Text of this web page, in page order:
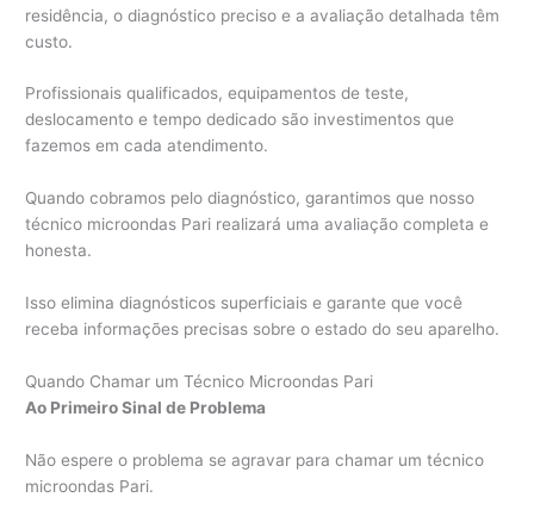
residência, o diagnóstico preciso e a avaliação detalhada têm
custo.
Profissionais qualificados, equipamentos de teste,
deslocamento e tempo dedicado são investimentos que
fazemos em cada atendimento.
Quando cobramos pelo diagnóstico, garantimos que nosso
técnico microondas Pari realizará uma avaliação completa e
honesta.
Isso elimina diagnósticos superficiais e garante que você
receba informações precisas sobre o estado do seu aparelho.
Quando Chamar um Técnico Microondas Pari
Ao Primeiro Sinal de Problema
Não espere o problema se agravar para chamar um técnico
microondas Pari.